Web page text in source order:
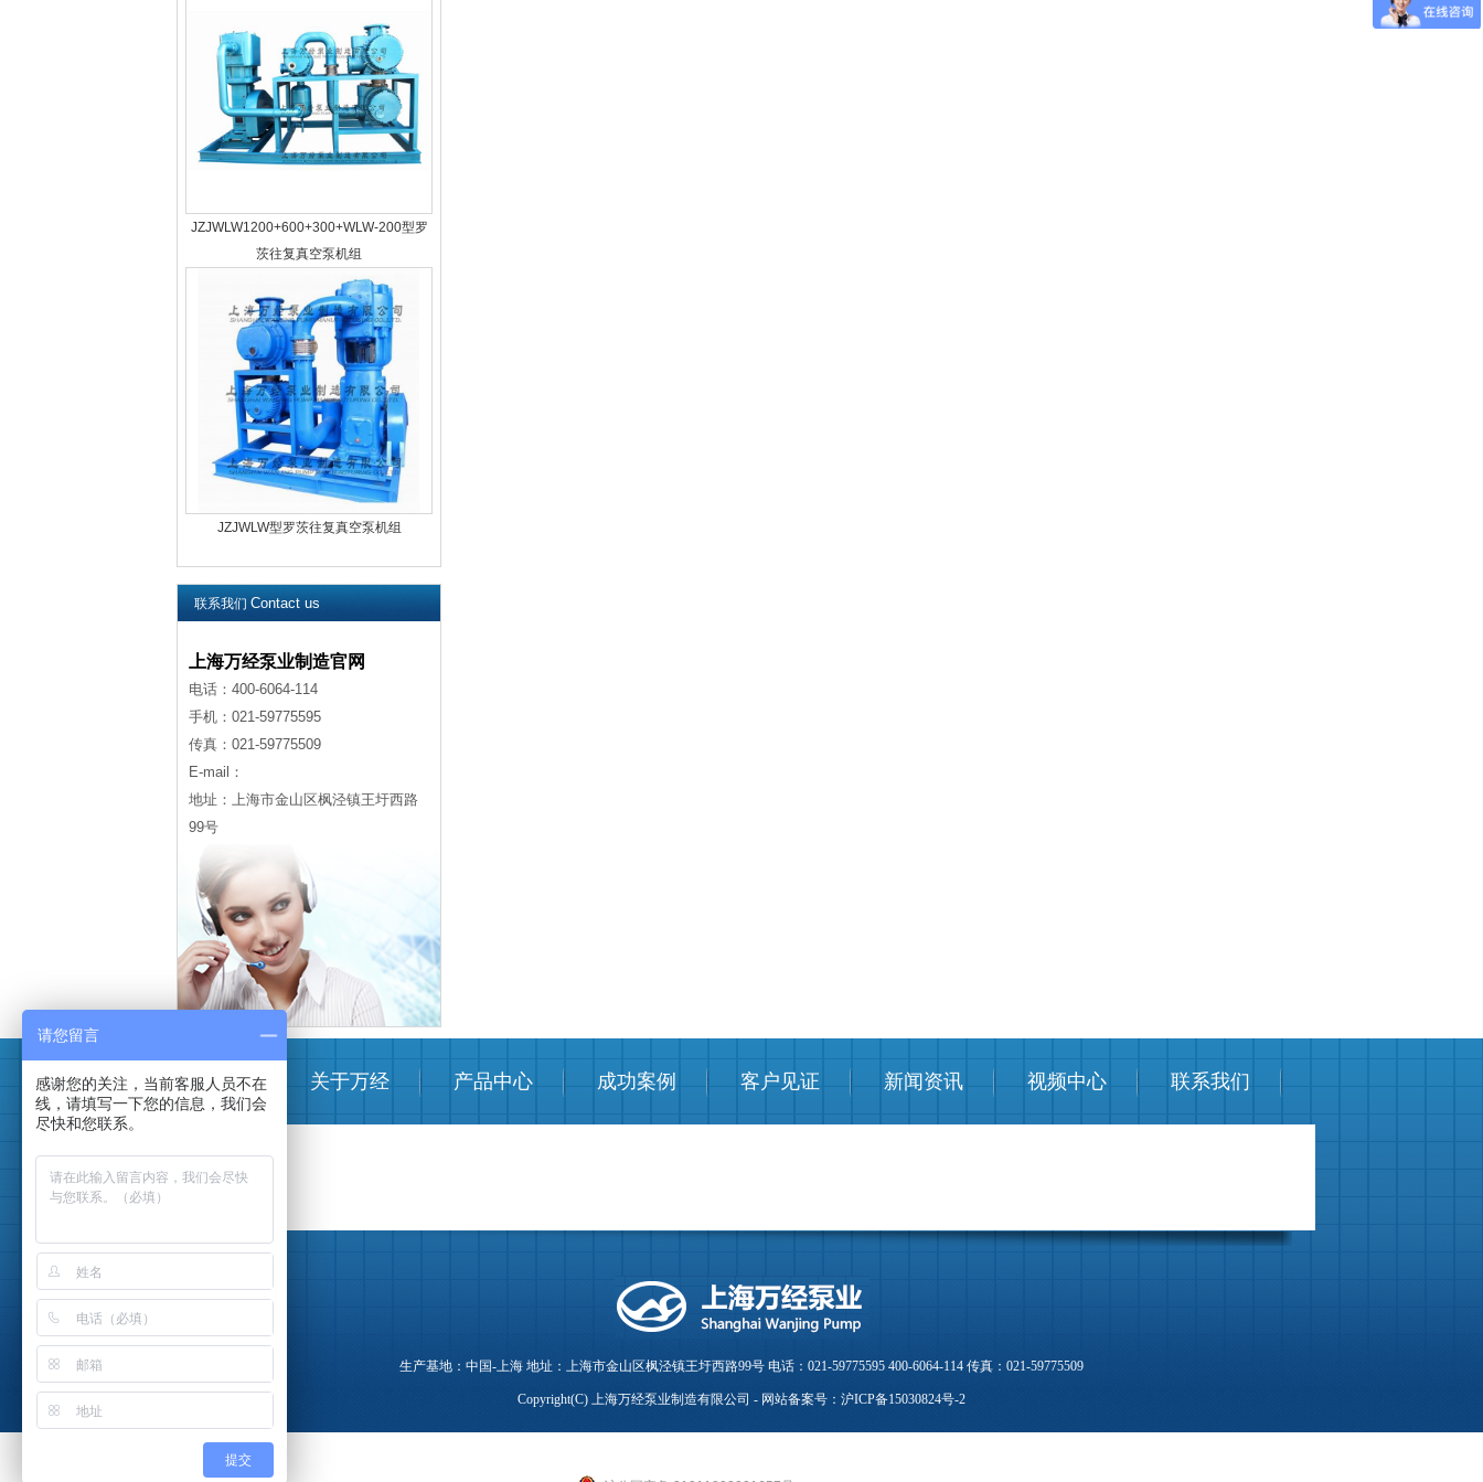
JZJWLW1200+600+300+WLW-200型罗
茨往复真空泵机组
JZJWLW型罗茨往复真空泵机组
联系我们 Contact us
上海万经泵业制造官网
电话：400-6064-114
手机：021-59775595
传真：021-59775509
E-mail：
地址：上海市金山区枫泾镇王圩西路
99号
首页 关于万经 产品中心 成功案例 客户见证 新闻资讯 视频中心 联系我们
生产基地：中国-上海 地址：上海市金山区枫泾镇王圩西路99号 电话：021-59775595 400-6064-114 传真：021-59775509
Copyright(C) 上海万经泵业制造有限公司 - 网站备案号： 沪ICP备15030824号-2
请您留言
感谢您的关注，当前客服人员不在
线，请填写一下您的信息，我们会
尽快和您联系。
提交